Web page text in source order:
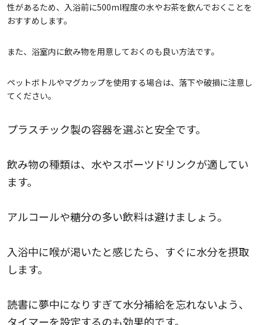
性があるため、入浴前に500ml程度の水やお茶を飲んでおくことを
おすすめします。
また、浴室内に飲み物を用意しておくのも良い方法です。
ペットボトルやマグカップを使用する場合は、落下や破損に注意し
てください。
プラスチック製の容器を選ぶと安全です。
飲み物の種類は、水やスポーツドリンクが適してい
ます。
アルコールや糖分の多い飲料は避けましょう。
入浴中に喉が渇いたと感じたら、すぐに水分を摂取
します。
読書に夢中になりすぎて水分補給を忘れないよう、
タイマーを設定するのも効果的です。